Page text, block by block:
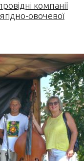
компанії
овочевої